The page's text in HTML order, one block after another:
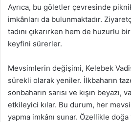
Ayrıca, bu göletler çevresinde
imkânları da bulunmaktadır.
tadını çıkarırken hem de huzurlu
keyfini sürerler.
Mevsimlerin değişimi, Kelebek
sürekli olarak yeniler. İlkbaharın
sonbaharın sarısı ve kışın beyazı,
etkileyici kılar. Bu durum, her
yapma imkânı sunar. Özellikle